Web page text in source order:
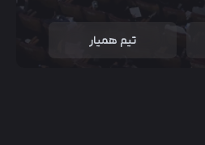
تیم همیار